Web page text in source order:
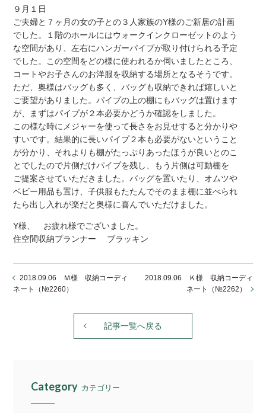
９月１日
ご夫婦と７ヶ月の女の子との３人家族のY様のご新居の計画
でした。１階のホールにはウォークインクローゼットのよう
な空間があり、左右にハンガーパイプが取り付けられる予定
でした。この空間をどの様に使われるか伺いましたところ、
コートやお子さんのお洋服を収納する場所となるそうです。
ただ、奥様はバッグも多く、バッグも収納できれば嬉しいと
ご要望がありました。パイプの上の棚にもバッグは置けます
が、まずはパイプが２本必要かどうか確認をしました。
この様な時にメジャーを使って長さをお見せすると分かりや
すいです。結果的に長いパイプ２本も必要がないということ
が分かり、それよりも棚がたっぷりあったほうが良いとのこ
とでしたので片側だけパイプを残し、もう片側は可動棚を
ご提案させていただきました。バッグを置いたり、オムツや
ベビー用品も置け、子供服もたたんでそのまま棚に並べられ
たら出し入れが楽だと奥様に喜んでいただけました。
Y様、 お疲れ様でございました。
住空間収納プランナー ブラッキン
2018.09.06 Ｍ様 収納コーディ
ネート（№2260）
2018.09.06 Ｋ様 収納コーディ
ネート（№2262）
記事一覧へ戻る
Category カテゴリー